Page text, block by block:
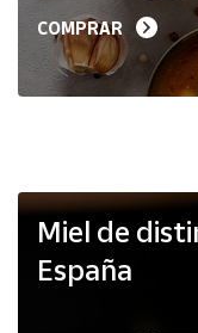
Ayuda
Vendedores
Mapa de
COMPRAR
Miel de
España